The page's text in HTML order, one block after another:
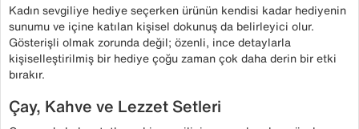
Kadın sevgiliye hediye seçerken ürünün kendisi kadar hediyenin
sunumu ve içine katılan kişisel dokunuş da belirleyici olur.
Gösterişli olmak zorunda değil; özenli, ince detaylarla
kişiselleştirilmiş bir hediye çoğu zaman çok daha derin bir etki
bırakır.
Çay, Kahve ve Lezzet Setleri